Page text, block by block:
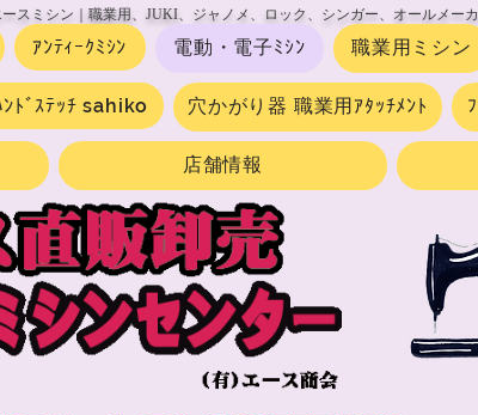
ｱﾝﾃｨｰｸﾐｼﾝ 電動・電子ﾐｼﾝ 職業用ミシン
ﾝﾄﾞｽﾃｯﾁ sahiko 穴かがり器 職業用ｱﾀｯﾁﾒﾝﾄ
店舗情報
ミシン｜職業用、JUKI、ジャノメ、ロック、シンガー、オールメー